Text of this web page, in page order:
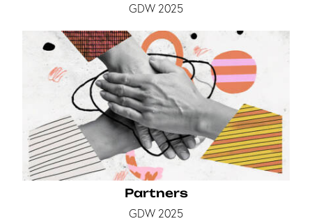
GDW 2025
Partners
GDW 2025